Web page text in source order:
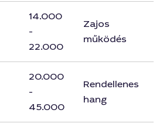
14.000
-
22.000
Zajos
működés
20.000
-
45.000
Rendellenes
hang